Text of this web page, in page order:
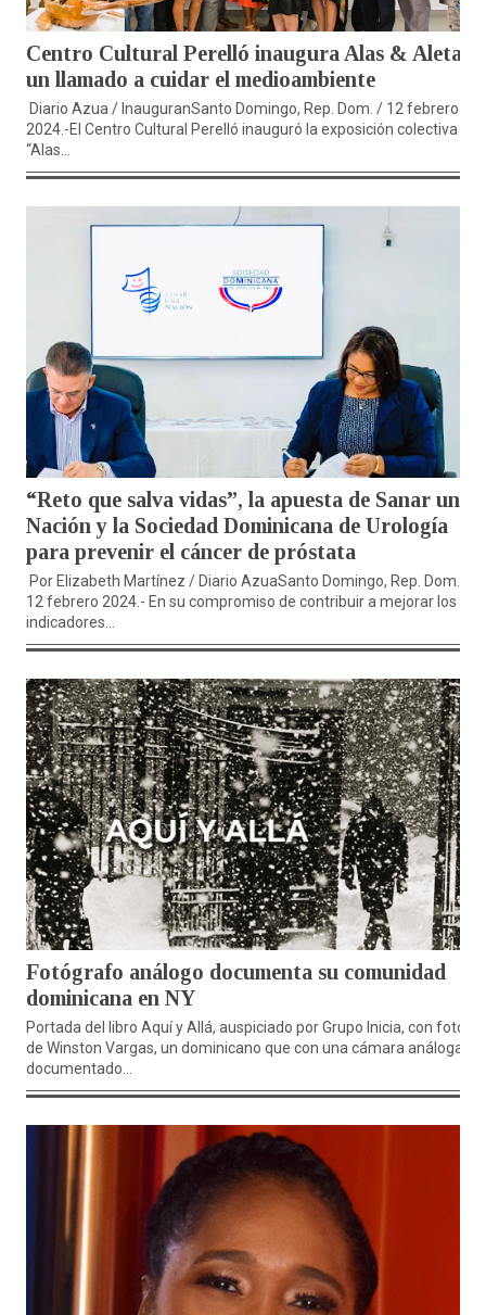
Centro Cultural Perelló inaugura Alas & Aletas,
un llamado a cuidar el medioambiente
Diario Azua / InauguranSanto Domingo, Rep. Dom. / 12 febrero
2024.-El Centro Cultural Perelló inauguró la exposición colectiva
“Alas...
“Reto que salva vidas”, la apuesta de Sanar una
Nación y la Sociedad Dominicana de Urología
para prevenir el cáncer de próstata
Por Elizabeth Martínez / Diario AzuaSanto Domingo, Rep. Dom. /
12 febrero 2024.- En su compromiso de contribuir a mejorar los
indicadores...
Fotógrafo análogo documenta su comunidad
dominicana en NY
Portada del libro Aquí y Allá, auspiciado por Grupo Inicia, con fotos
de Winston Vargas, un dominicano que con una cámara análoga ha
documentado...